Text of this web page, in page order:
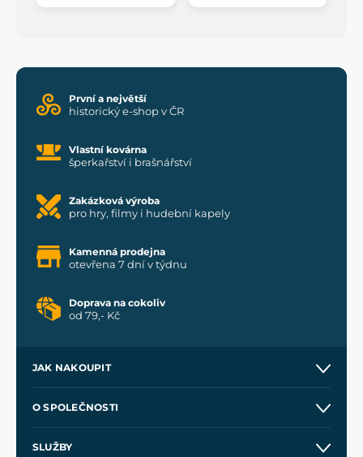
První a největší
historický e-shop v ČR
Vlastní kovárna
šperkařství i brašnářství
Zakázková výroba
pro hry, filmy i hudební kapely
Kamenná prodejna
otevřena 7 dní v týdnu
Doprava na cokoliv
od 79,- Kč
JAK NAKOUPIT
Velkoobchod
O SPOLEČNOSTI
SLUŽBY